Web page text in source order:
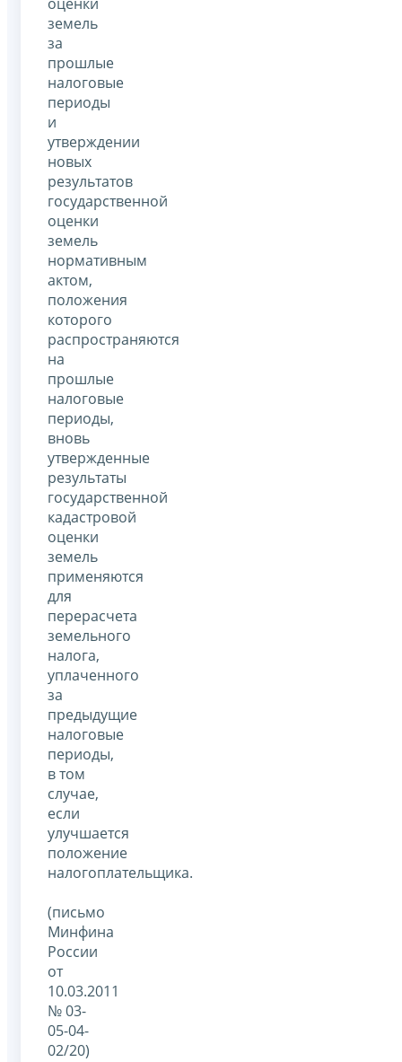
земель
за
прошлые
налоговые
периоды
и
утверждении
новых
результатов
государственной
оценки
земель
нормативным
актом,
положения
которого
распространяются
на
прошлые
налоговые
периоды,
вновь
утвержденные
результаты
государственной
кадастровой
оценки
земель
применяются
для
перерасчета
земельного
налога,
уплаченного
за
предыдущие
налоговые
периоды,
в том
случае,
если
улучшается
положение
налогоплательщика.
(письмо
Минфина
России
от
10.03.2011
№ 03-
05-04-
02/20)